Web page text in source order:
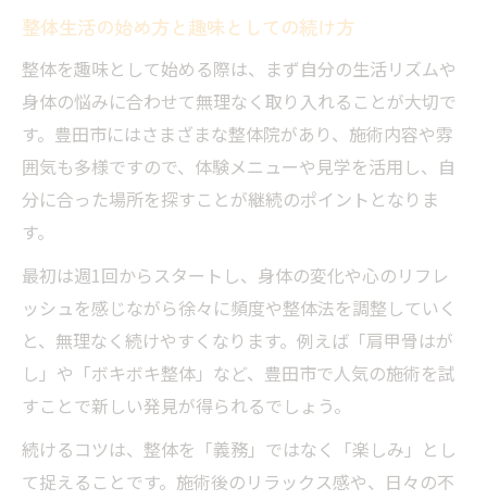
整体趣味が心に与える穏やかな効果
整体で日常の疲れをリセットする方法
整体の癒やし時間を長く保つ習慣
身体の声に耳を傾ける整体体験
整体で身体の声に気づく体験のすすめ
体の不調を整体で優しくケアする方法
整体体験で実感するリフレッシュ効果
整体の新しい楽しみ方で毎日を快適に
新しい整体の楽しみ方で毎日を豊かに
整体趣味で生活リズムを整える秘訣
整体で快適な毎日を送るヒント
整体生活の始め方と趣味としての続け方
整体を趣味として始める際は、まず自分の生活リズムや
身体の悩みに合わせて無理なく取り入れることが大切で
す。豊田市にはさまざまな整体院があり、施術内容や雰
囲気も多様ですので、体験メニューや見学を活用し、自
分に合った場所を探すことが継続のポイントとなりま
す。
最初は週1回からスタートし、身体の変化や心のリフレ
ッシュを感じながら徐々に頻度や整体法を調整していく
と、無理なく続けやすくなります。例えば「肩甲骨はが
し」や「ボキボキ整体」など、豊田市で人気の施術を試
すことで新しい発見が得られるでしょう。
続けるコツは、整体を「義務」ではなく「楽しみ」とし
て捉えることです。施術後のリラックス感や、日々の不